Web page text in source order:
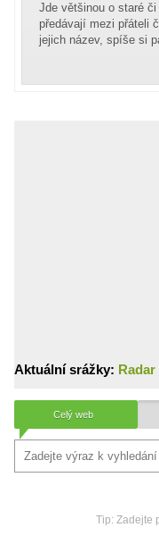
Jde většinou o staré
předávají mezi přáteli
jejich název, spíše si
Aktuální srážky: Radar
Celý web
Tip: Zadejte